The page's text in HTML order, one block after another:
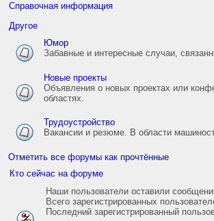
Справочная информация
Другое
Юмор
Забавные и интересные случаи,
Новые проекты
Объявления о новых проектах или
областях.
Трудоустройство
Вакансии и резюме. В области
Отметить все форумы как прочтённые
Кто сейчас на форуме
Наши пользователи оставили
Всего зарегистрированных
Последний зарегистрированный